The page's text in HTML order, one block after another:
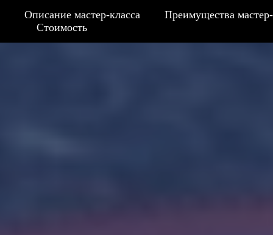
Описание мастер-класса
Преимущества мастер-
Стоимость